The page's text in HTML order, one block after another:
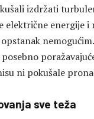
izdržati
električne energije i
ni pokušale
sve teža